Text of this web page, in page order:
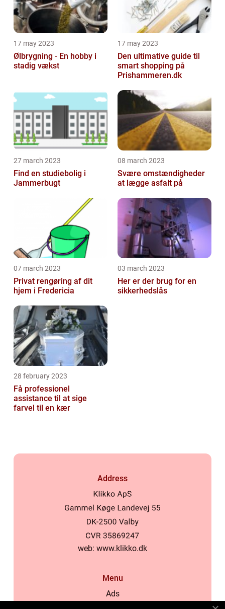
17 may 2023
Ølbrygning - En hobby i
stadig vækst
17 may 2023
Den ultimative guide til
smart shopping på
Prishammeren.dk
27 march 2023
Find en studiebolig i
Jammerbugt
08 march 2023
Svære omstændigheder
at lægge asfalt på
07 march 2023
Privat rengøring af dit
hjem i Fredericia
03 march 2023
Her er der brug for en
sikkerhedslås
28 february 2023
Få professionel
assistance til at sige
farvel til en kær
Address
web: www.klikko.dk
Menu
Ads